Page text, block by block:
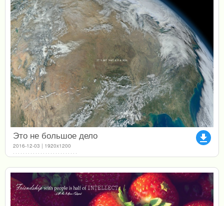
file_download
Это не большое дело
2016-12-03 | 1920x1200